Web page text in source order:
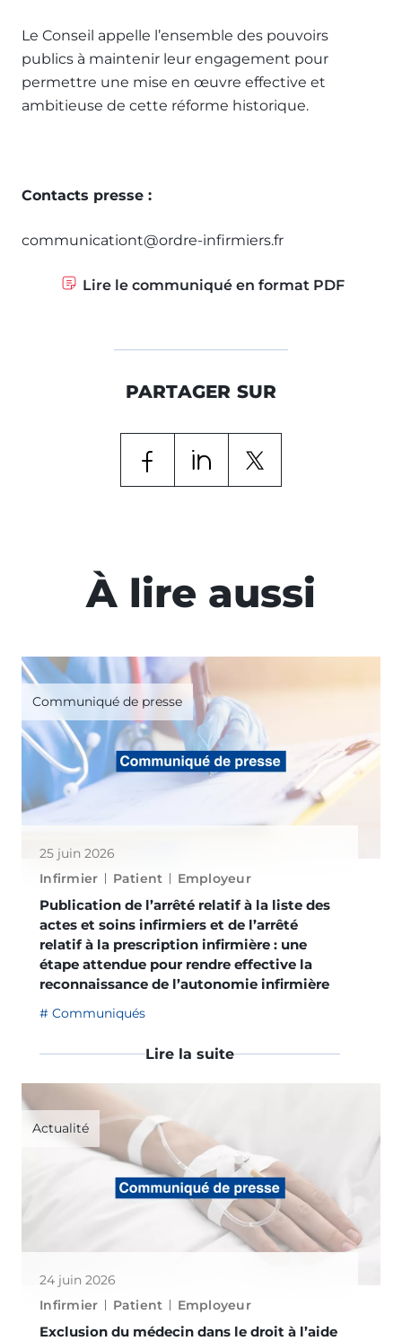
Le Conseil appelle l’ensemble des pouvoirs
publics à maintenir leur engagement pour
permettre une mise en œuvre effective et
ambitieuse de cette réforme historique.
Contacts presse :
communicationt@ordre-infirmiers.fr
Lire le communiqué en format PDF
PARTAGER SUR
À lire aussi
Communiqué de presse
25 juin 2026
Infirmier
Patient Employeur
Publication de l’arrêté relatif à la liste des
actes et soins infirmiers et de l’arrêté
relatif à la prescription infirmière : une
étape attendue pour rendre effective la
reconnaissance de l’autonomie infirmière
Communiqués
Lire la suite
Actualité
24 juin 2026
Infirmier
Patient Employeur
Exclusion du médecin dans le droit à l’aide